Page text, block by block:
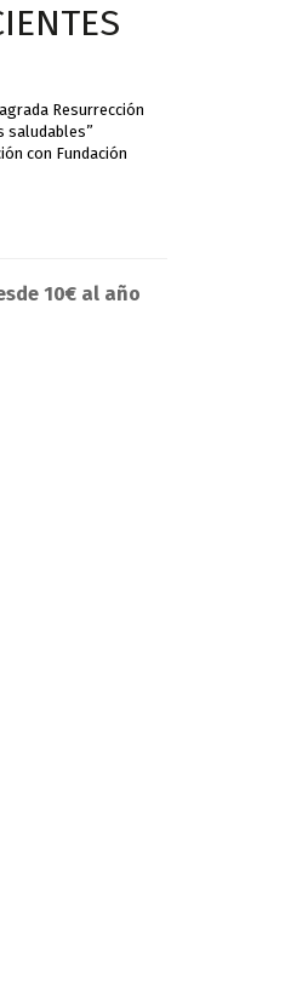
Resurrección
saludables”
con Fundación
10€ al año